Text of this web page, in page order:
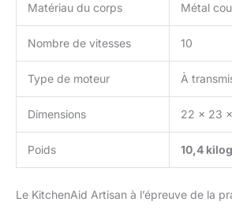
Matériau du corps Métal
Nombre de vitesses 10
Type de moteur À
Dimensions 22 x 23
Poids 10,4
Le KitchenAid Artisan à l’épreuve de la